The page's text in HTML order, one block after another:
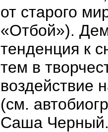
от старого
«Отбой»).
тенденция к
тем в
воздейст­вие
(см.
Саша Черный.